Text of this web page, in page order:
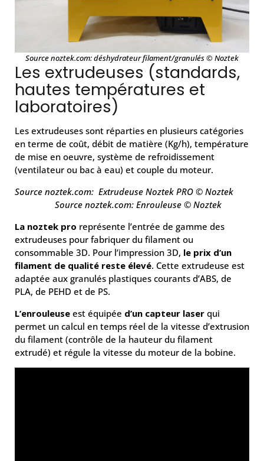
Source noztek.com: déshydrateur filament/granulés © Noztek
Les extrudeuses (standards,
hautes températures et
laboratoires)
Les extrudeuses sont réparties en plusieurs catégories
en terme de coût, débit de matière (Kg/h), température
de mise en oeuvre, système de refroidissement
(ventilateur ou bac à eau) et couple du moteur.
Source noztek.com: Extrudeuse Noztek PRO © Noztek
Source noztek.com: Enrouleuse © Noztek
La noztek pro représente l’entrée de gamme des
extrudeuses pour fabriquer du filament ou
consommable 3D. Pour l’impression 3D, le prix d’un
filament de qualité reste élevé. Cette extrudeuse est
adaptée aux granulés plastiques courants d’ABS, de
PLA, de PEHD et de PS.
L’enrouleuse est équipée d’un capteur laser qui
permet un calcul en temps réel de la vitesse d’extrusion
du filament (contrôle de la hauteur du filament
extrudé) et régule la vitesse du moteur de la bobine.